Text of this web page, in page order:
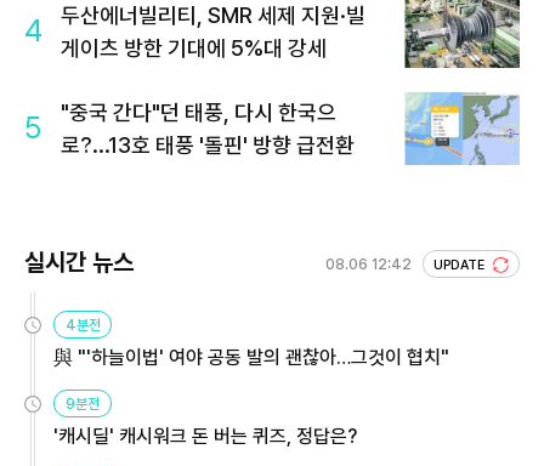
4
두산에너빌리티, SMR 세제 지원·빌
게이츠 방한 기대에 5%대 강세
5
"중국 간다"던 태풍, 다시 한국으
로?...13호 태풍 '돌핀' 방향 급전환
실시간 뉴스 08.06 12:42 UPDATE
4분전
與 "'하늘이법' 여야 공동 발의 괜찮아…그것이 협치"
9분전
'캐시딜' 캐시워크 돈 버는 퀴즈, 정답은?